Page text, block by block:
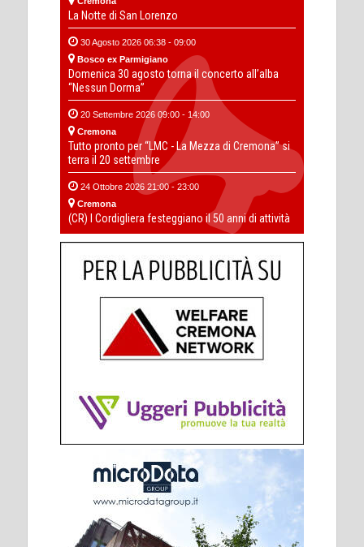
La Notte di San Lorenzo
30 Agosto 2026 06:38 - 09:00
Bosco ex Parmigiano
Domenica 30 agosto torna il concerto all’alba
“Nessun Dorma”
20 Settembre 2026 09:00 - 14:00
Cremona
Tutto pronto per “LMC - La Mezza di Cremona” si
terra il 20 settembre
24 Ottobre 2026 21:00 - 23:00
Cremona
(CR) I Cordigliera festeggiano il 50 anni di attività